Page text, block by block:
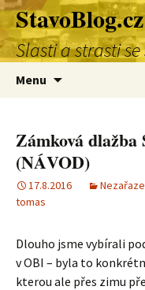
Přejít
k
obsahu
webu
StavoBlog.cz
Slasti a strasti
Menu
Zámková
(NÁVOD)
17.8.2016
tomas
Dlouho jsme vybírali
v OBI – byla to
kterou ale přes zimu